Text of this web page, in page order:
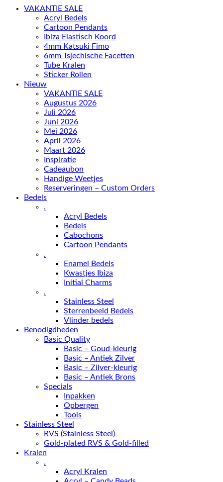
VAKANTIE SALE
Acryl Bedels
Cartoon Pendants
Ibiza Elastisch Koord
4mm Katsuki Fimo
6mm Tsjechische Facetten
Tube Kralen
Sticker Rollen
Nieuw
VAKANTIE SALE
Augustus 2026
Juli 2026
Juni 2026
Mei 2026
April 2026
Maart 2026
Inspiratie
Cadeaubon
Handige Weetjes
Reserveringen – Custom Orders
Bedels
.
Acryl Bedels
Bedels
Cabochons
Cartoon Pendants
.
Enamel Bedels
Kwastjes Ibiza
Initial Charms
.
Stainless Steel
Sterrenbeeld Bedels
Vlinder bedels
Benodigdheden
Basic Quality
Basic – Goud-kleurig
Basic – Antiek Zilver
Basic – Zilver-kleurig
Basic – Antiek Brons
Specials
Inpakken
Opbergen
Tools
Stainless Steel
RVS (Stainless Steel)
Gold-plated RVS & Gold-filled
Kralen
.
Acryl Kralen